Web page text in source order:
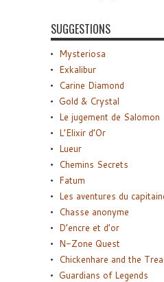
SUGGESTIONS
Mysteriosa
Exkalibur
Carine Diamond
Gold & Crystal
Le jugement de Salomon
L’Elixir d’Or
Lueur
Chemins Secrets
Fatum
Les aventures du
Chasse anonyme
D’encre et d’or
N-Zone Quest
Chickenhare and the
Guardians of Legends